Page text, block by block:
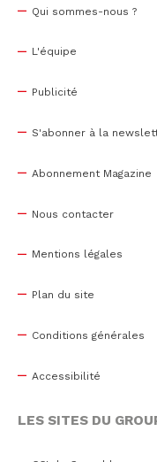
Qui sommes-nous ?
L'équipe
Publicité
S'abonner à la
Abonnement Magazine
Nous contacter
Mentions légales
Plan du site
Conditions générales
Accessibilité
LES SITES DU